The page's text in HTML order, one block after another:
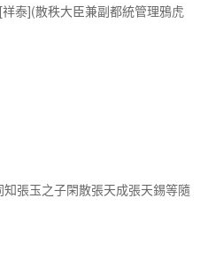
泰](散秩大臣兼副都統管理鴉虎
張玉之子閑散張天成張天錫等隨